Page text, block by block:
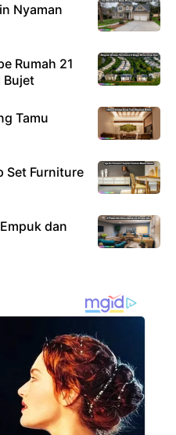
Nyaman
Rumah 21
Bujet
Tamu
Set Furniture
dan